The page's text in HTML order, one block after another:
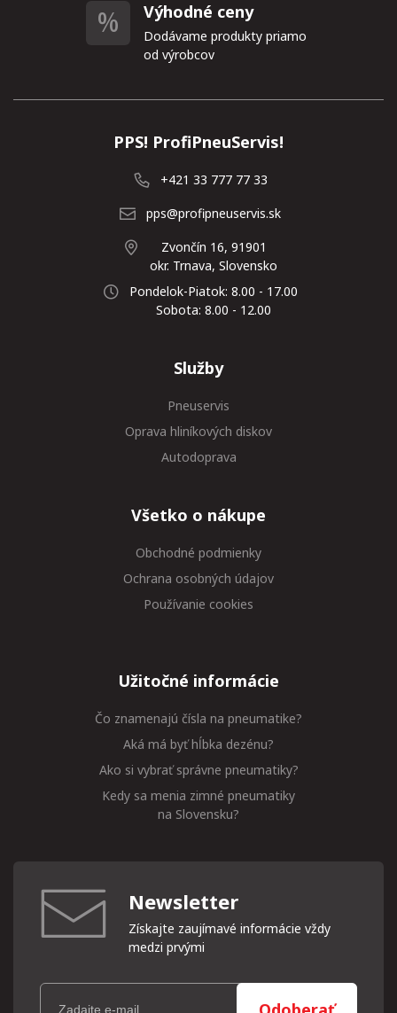
Výhodné ceny
Dodávame produkty priamo
od výrobcov
PPS! ProfiPneuServis!
+421 33 777 77 33
pps@profipneuservis.sk
Zvončín 16, 91901
okr. Trnava, Slovensko
Pondelok-Piatok: 8.00 - 17.00
Sobota: 8.00 - 12.00
Služby
Pneuservis
Oprava hliníkových diskov
Autodoprava
Všetko o nákupe
Obchodné podmienky
Ochrana osobných údajov
Používanie cookies
Užitočné informácie
Čo znamenajú čísla na pneumatike?
Aká má byť hĺbka dezénu?
Ako si vybrať správne pneumatiky?
Kedy sa menia zimné pneumatiky
na Slovensku?
Newsletter
Získajte zaujímavé informácie vždy
medzi prvými